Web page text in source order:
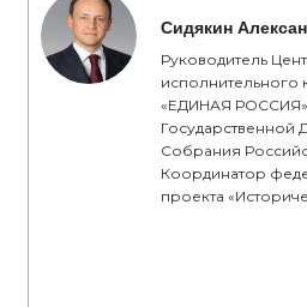
Сидякин
Руководитель
исполнительного
«ЕДИНАЯ РОССИЯ»,
Государственной
Собрания
Координатор
проекта